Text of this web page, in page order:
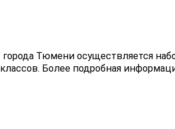
Тюмени осуществляется
Более подробная